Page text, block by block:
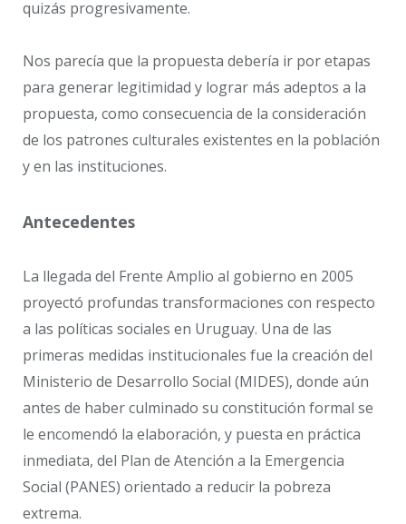
quizás progresivamente.
Nos parecía que la propuesta debería ir por etapas
para generar legitimidad y lograr más adeptos a la
propuesta, como consecuencia de la consideración
de los patrones culturales existentes en la población
y en las instituciones.
Antecedentes
La llegada del Frente Amplio al gobierno en 2005
proyectó profundas transformaciones con respecto
a las políticas sociales en Uruguay. Una de las
primeras medidas institucionales fue la creación del
Ministerio de Desarrollo Social (MIDES), donde aún
antes de haber culminado su constitución formal se
le encomendó la elaboración, y puesta en práctica
inmediata, del Plan de Atención a la Emergencia
Social (PANES) orientado a reducir la pobreza
extrema.